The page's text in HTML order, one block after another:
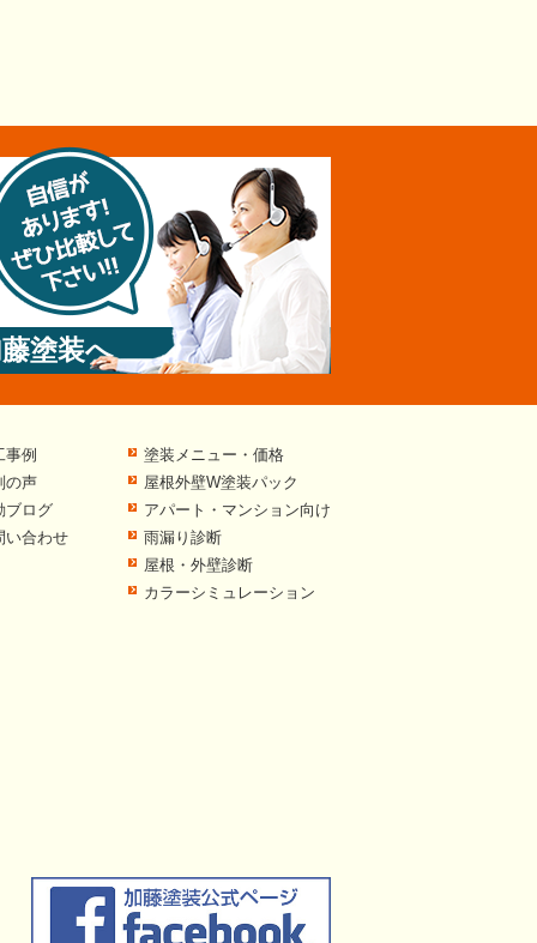
塗装へ
事例
の声
ブログ
い合わせ
塗装メニュー・価格
屋根外壁W塗装パック
アパート・マンション向け
雨漏り診断
屋根・外壁診断
カラーシミュレーション